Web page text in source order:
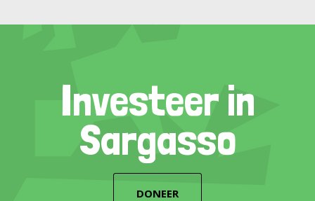
Investeer in
Sargasso
DONEER